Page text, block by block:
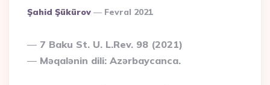
Posted
By
Şahid Şükürov Fevral 2021
7 Baku St. U. L.Rev. 98 (2021)
Məqalənin dili: Azərbaycanca.